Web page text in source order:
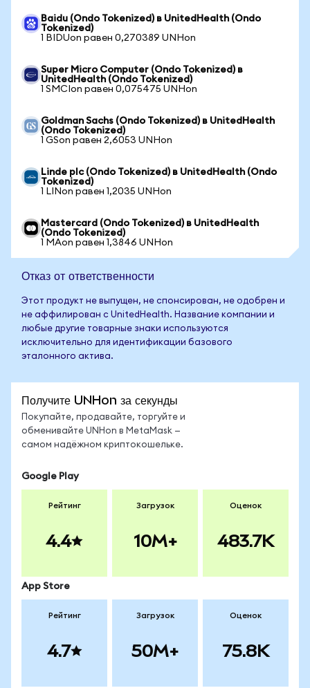
Baidu (Ondo Tokenized) в UnitedHealth (Ondo
Tokenized)
1 BIDUon равен 0,270389 UNHon
Super Micro Computer (Ondo Tokenized) в
UnitedHealth (Ondo Tokenized)
1 SMCIon равен 0,075475 UNHon
Goldman Sachs (Ondo Tokenized) в UnitedHealth
(Ondo Tokenized)
1 GSon равен 2,6053 UNHon
Linde plc (Ondo Tokenized) в UnitedHealth (Ondo
Tokenized)
1 LINon равен 1,2035 UNHon
Mastercard (Ondo Tokenized) в UnitedHealth
(Ondo Tokenized)
1 MAon равен 1,3846 UNHon
Отказ от ответственности
Этот продукт не выпущен, не спонсирован, не одобрен и
не аффилирован с UnitedHealth. Название компании и
любые другие товарные знаки используются
исключительно для идентификации базового
эталонного актива.
Получите UNHon за секунды
Покупайте, продавайте, торгуйте и
обменивайте UNHon в MetaMask —
самом надёжном криптокошельке.
Google Play
Рейтинг
4.4
Загрузок
10M+
Оценок
483.7K
App Store
Рейтинг
4.7
Загрузок
50M+
Оценок
75.8K